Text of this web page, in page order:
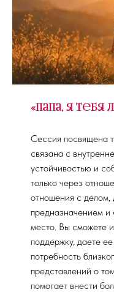
«Папа, я тебя
Сессия посвящена
связана с
устойчивостью и
только через
отношения с делом,
предназначением и
место. Вы сможете
поддержку, даете
потребность
представлений о
помогает внести